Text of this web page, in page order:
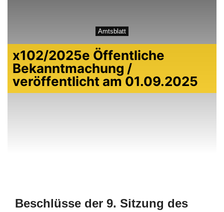
Amtsblatt
x102/2025e Öffentliche
Bekanntmachung /
veröffentlicht am 01.09.2025
Beschlüsse der 9. Sitzung des